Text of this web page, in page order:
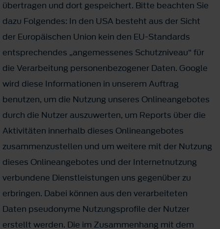
übertragen und dort gespeichert. Bitte beachten Sie
dazu Folgendes: In den USA besteht aus der Sicht
der Europäischen Union kein den EU-Standards
entsprechendes „angemessenes Schutzniveau“ für
die Verarbeitung personenbezogener Daten. Google
wird diese Informationen in unserem Auftrag
benutzen, um die Nutzung unseres Onlineangebotes
durch die Nutzer auszuwerten, um Reports über die
Aktivitäten innerhalb dieses Onlineangebotes
zusammenzustellen und um weitere mit der Nutzung
dieses Onlineangebotes und der Internetnutzung
verbundene Dienstleistungen uns gegenüber zu
erbringen. Dabei können aus den verarbeiteten
Daten pseudonyme Nutzungsprofile der Nutzer
erstellt werden. Die im Zusammenhang mit dem